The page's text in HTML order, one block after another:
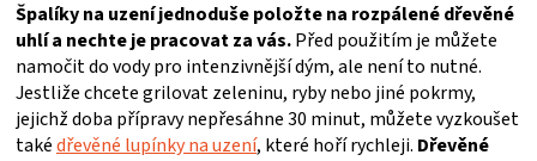
p
i
s
u
Špalíky na uzení jednoduše položte na rozpálené dřevěné
uhlí a nechte je pracovat za vás.Před použitím je můžete
namočit do vody pro intenzivnější dým, ale není to nutné.
Jestliže chcete grilovat zeleninu, ryby nebo jiné pokrmy,
jejichž doba přípravy nepřesáhne 30 minut, můžete vyzkoušet
takédřevěné lupínky na uzení, které hoří rychleji. Dřevěné